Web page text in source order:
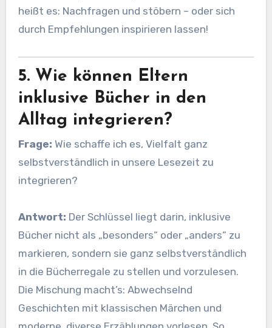
heißt es: Nachfragen und stöbern – oder sich
durch Empfehlungen inspirieren lassen!
5. Wie können Eltern
inklusive Bücher in den
Alltag integrieren?
Frage: Wie schaffe ich es, Vielfalt ganz
selbstverständlich in unsere Lesezeit zu
integrieren?
Antwort: Der Schlüssel liegt darin, inklusive
Bücher nicht als „besonders“ oder „anders“ zu
markieren, sondern sie ganz selbstverständlich
in die Bücherregale zu stellen und vorzulesen.
Die Mischung macht’s: Abwechselnd
Geschichten mit klassischen Märchen und